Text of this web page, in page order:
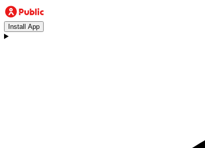
Install App